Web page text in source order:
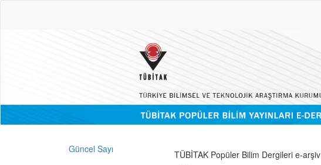
Güncel Sayı
TÜBİTAK Popüler Bilim Dergileri e-